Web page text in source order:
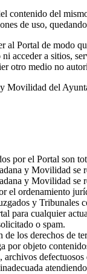
contenido del
de uso,
al Portal de modo
acceder a sitios,
otro medio no
del
por el Portal son
y Movilidad se
y Movilidad se
el ordenamiento
y Tribunales
para cualquier
o spam.
los derechos de
por objeto